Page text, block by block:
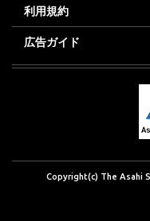
利用規約
広告ガイド
Copyright(c) The Asahi